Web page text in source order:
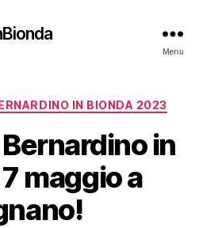
Menu
CategorieIN BIONDA 2023
in
maggio a